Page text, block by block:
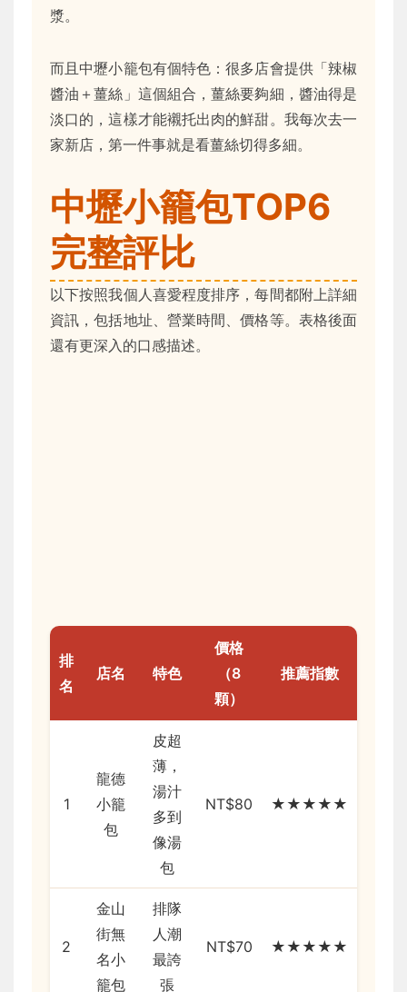
漿。
而且中壢小籠包有個特色：很多店會提供「辣椒
醬油＋薑絲」這個組合，薑絲要夠細，醬油得是
淡口的，這樣才能襯托出肉的鮮甜。我每次去一
家新店，第一件事就是看薑絲切得多細。
中壢小籠包TOP6
完整評比
以下按照我個人喜愛程度排序，每間都附上詳細
資訊，包括地址、營業時間、價格等。表格後面
還有更深入的口感描述。
排
名
店名 特色
價格
（8
顆）
推薦指數
1
龍德
小籠
包
皮超
薄，
湯汁
多到
像湯
包
NT$80 ★★★★★
2
金山
街無
名小
籠包
排隊
人潮
最誇
張
NT$70 ★★★★★